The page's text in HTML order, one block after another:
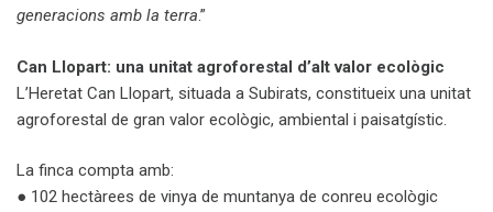
generacions amb la terra.”
Can Llopart: una unitat agroforestal d’alt valor ecològic
L’Heretat Can Llopart, situada a Subirats, constitueix una unitat
agroforestal de gran valor ecològic, ambiental i paisatgístic.
La finca compta amb:
● 102 hectàrees de vinya de muntanya de conreu ecològic